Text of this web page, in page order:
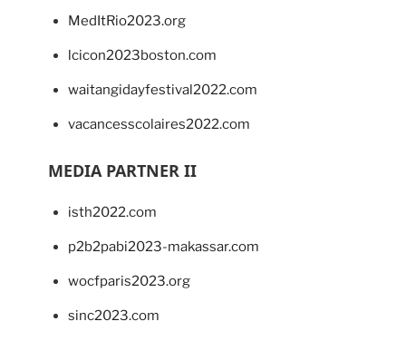
MedItRio2023.org
lcicon2023boston.com
waitangidayfestival2022.com
vacancesscolaires2022.com
MEDIA PARTNER II
isth2022.com
p2b2pabi2023-makassar.com
wocfparis2023.org
sinc2023.com